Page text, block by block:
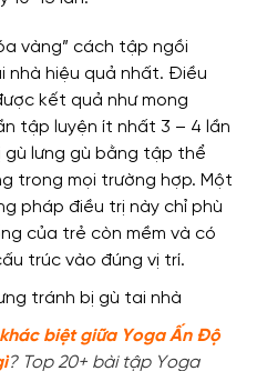
vàng” cách tập ngồi
nhà hiệu quả nhất. Điều
kết quả như mong
tập luyện ít nhất 3 – 4 lần
gù lưng gù bằng tập thể
trong mọi trường hợp. Một
pháp điều trị này chỉ phù
của trẻ còn mềm và có
trúc vào đúng vị trí.
khác biệt giữa Yoga Ấn Độ
? Top 20+ bài tập Yoga